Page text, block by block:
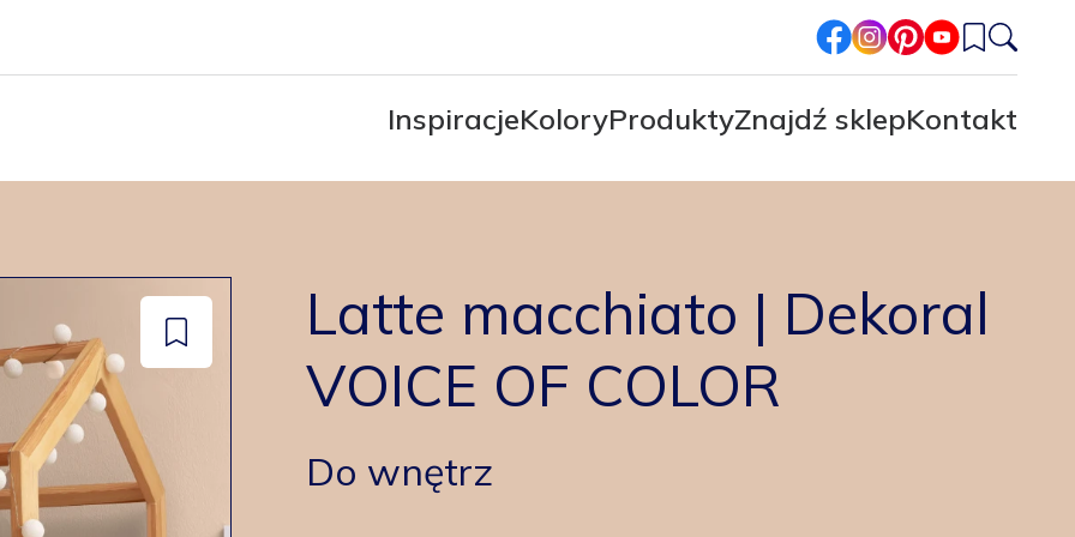
facebook
instagram
pinterest
youtube
InspiracjeKoloryProduktyZnajdź sklepKontakt
Latte macchiato | Dekoral
VOICE OF COLOR
Do wnętrz
Dodaj